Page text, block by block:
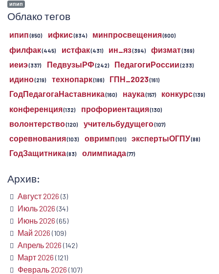
ипип
Облако тегов
ипип(850) ифкис(834) минпросвещения(600)
филфак(445) истфак(431) ин_яз(394) физмат(369)
иеиэ(337) ПедвузыРФ(242) ПедагогиРоссии(233)
идино(219) технопарк(186) ГПН_2023(161)
ГодПедагогаНаставника(160) наука(157) конкурс(139)
конференция(132) профориентация(130)
волонтерство(120) учительбудущего(107)
соревнования(103) овримп(101) экспертыОГПУ(88)
ГодЗащитника(83) олимпиада(77)
Архив:
Август 2026 (3)
Июль 2026 (34)
Июнь 2026 (65)
Май 2026 (109)
Апрель 2026 (142)
Март 2026 (121)
Февраль 2026 (107)